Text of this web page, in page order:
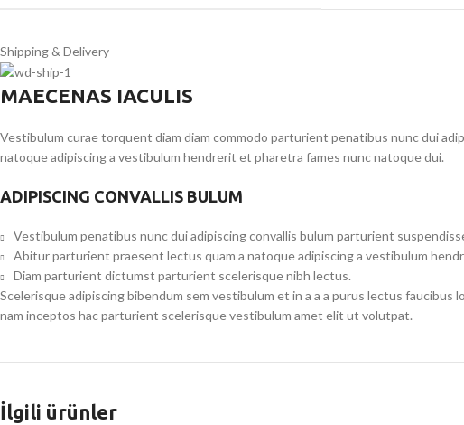
Shipping & Delivery
MAECENAS IACULIS
Vestibulum curae torquent diam diam commodo parturient penatibus nunc dui
natoque adipiscing a vestibulum hendrerit et pharetra fames nunc natoque dui.
ADIPISCING CONVALLIS BULUM
Vestibulum penatibus nunc dui adipiscing convallis bulum parturient
Abitur parturient praesent lectus quam a natoque adipiscing a vestibulum
Diam parturient dictumst parturient scelerisque nibh lectus.
Scelerisque adipiscing bibendum sem vestibulum et in a a a purus lectus
nam inceptos hac parturient scelerisque vestibulum amet elit ut volutpat.
İlgili ürünler